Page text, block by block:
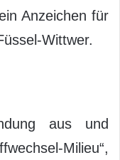
Anzeichen für
Wittwer.
aus und
Milieu“,